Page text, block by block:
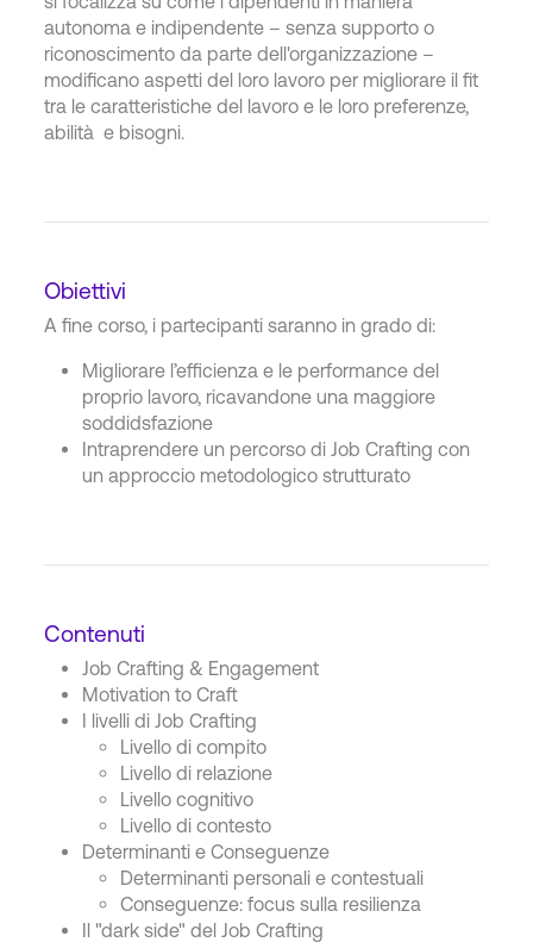
autonoma e indipendente – senza supporto o
riconoscimento da parte dell'organizzazione –
modificano aspetti del loro lavoro per migliorare il fit
tra le caratteristiche del lavoro e le loro preferenze,
abilità e bisogni.
Obiettivi
A fine corso, i partecipanti saranno in grado di:
Migliorare l’efficienza e le performance del
proprio lavoro, ricavandone una maggiore
soddidsfazione
Intraprendere un percorso di Job Crafting con
un approccio metodologico strutturato
Contenuti
Job Crafting & Engagement
Motivation to Craft
I livelli di Job Crafting
Livello di compito
Livello di relazione
Livello cognitivo
Livello di contesto
Determinanti e Conseguenze
Determinanti personali e contestuali
Conseguenze: focus sulla resilienza
Il "dark side" del Job Crafting